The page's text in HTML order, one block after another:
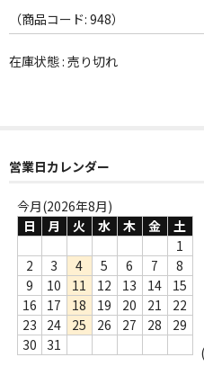
WORLD
その他
Webのみ no.1
Webのみ no.2
Webのみ no.4
売り切れ
Help
（商品コード: 948）
在庫状態 : 売り切れ
営業日カレンダー
今月(2026年8月)
日
月 火 水 木 金
土
1
2
3 4 5 6 7
8
9
10 11 12 13 14
15
16
17 18 19 20 21
22
23
24 25 26 27 28
29
30
31
(